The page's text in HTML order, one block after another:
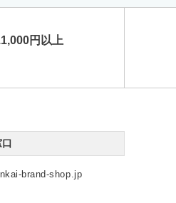
円以上
brand-shop.jp